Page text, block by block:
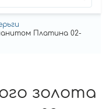
Платина 02-
золота